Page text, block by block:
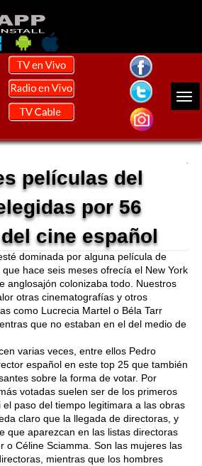
películas del
por 56
cine español
dominada por alguna película de
hace seis meses ofrecía el New York
anglosajón colonizaba todo. Nuestros
otras cinematografías y otros
como Lucrecia Martel o Béla Tarr
que no estaban en el del medio de
varias veces, entre ellos Pedro
español en este top 25 que también
sobre la forma de votar. Por
votadas suelen ser de los primeros
paso del tiempo legitimara a las obras
claro que la llegada de directoras, y
que aparezcan en las listas directoras
o Céline Sciamma. Son las mujeres las
mientras que los hombres